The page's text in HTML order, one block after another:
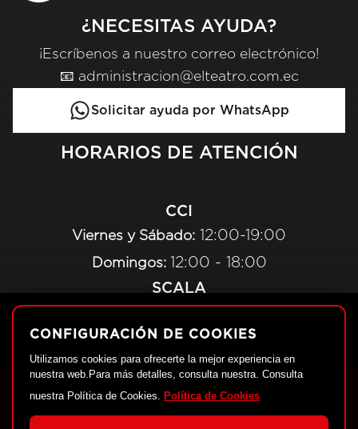
¿NECESITAS AYUDA?
¡Escríbenos a nuestro correo electrónico!
📧 administracion@elteatro.com.ec
Solicitar ayuda por WhatsApp
HORARIOS DE ATENCIÓN
CCI
Viernes y Sábado: 12:00-19:00
Domingos: 12:00 - 18:00
SCALA
Domingos:10:00 - 18:00
CONFIGURACIÓN DE COOKIES
Utilizamos cookies para ofrecerte la mejor experiencia en
nuestra web.Para más detalles, consulta nuestra. Consulta
nuestra Política de Cookies. Política de Cookies